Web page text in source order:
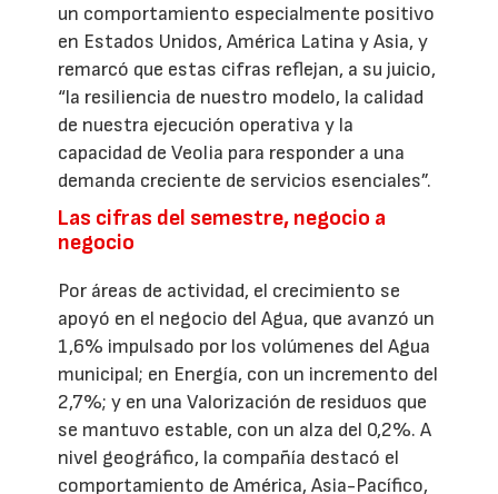
un comportamiento especialmente positivo
en Estados Unidos, América Latina y Asia, y
remarcó que estas cifras reflejan, a su juicio,
“la resiliencia de nuestro modelo, la calidad
de nuestra ejecución operativa y la
capacidad de Veolia para responder a una
demanda creciente de servicios esenciales”.
Las cifras del semestre, negocio a
negocio
Por áreas de actividad, el crecimiento se
apoyó en el negocio del Agua, que avanzó un
1,6% impulsado por los volúmenes del Agua
municipal; en Energía, con un incremento del
2,7%; y en una Valorización de residuos que
se mantuvo estable, con un alza del 0,2%. A
nivel geográfico, la compañía destacó el
comportamiento de América, Asia-Pacífico,